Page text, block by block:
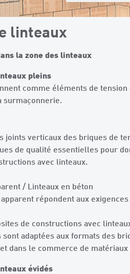
linteaux
la zone des linteaux
pleins
comme éléments de
surmaçonnerie.
joints verticaux des briques de
de qualité essentielles pour
avec linteaux.
/ Linteaux en béton
répondent aux
de constructions avec
sont adaptées aux formats des
dans le commerce de
évidés